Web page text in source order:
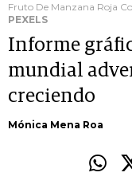
Fruto De Manzana Roja
PEXELS
Informe
mundial
creciendo
Mónica Mena Roa